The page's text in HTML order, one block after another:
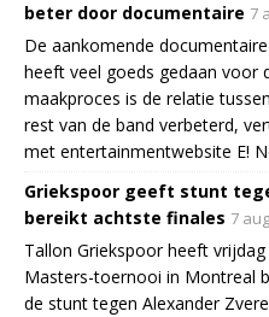
beter door documentaire 7
De aankomende
heeft veel goeds gedaan voor
maakproces is de relatie
rest van de band verbeterd,
met entertainmentwebsite E!
Griekspoor geeft stunt
bereikt achtste finales 7
Tallon Griekspoor heeft
Masters-toernooi in Montreal
de stunt tegen Alexander